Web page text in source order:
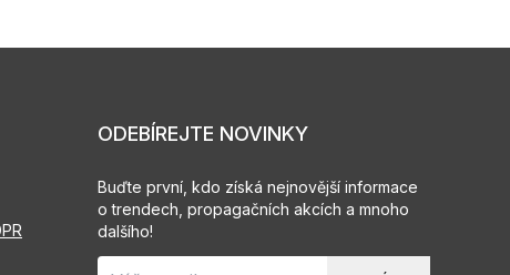
ODEBÍREJTE NOVINKY
Buďte první, kdo získá nejnovější informace
o trendech, propagačních akcích a mnoho
dalšího!